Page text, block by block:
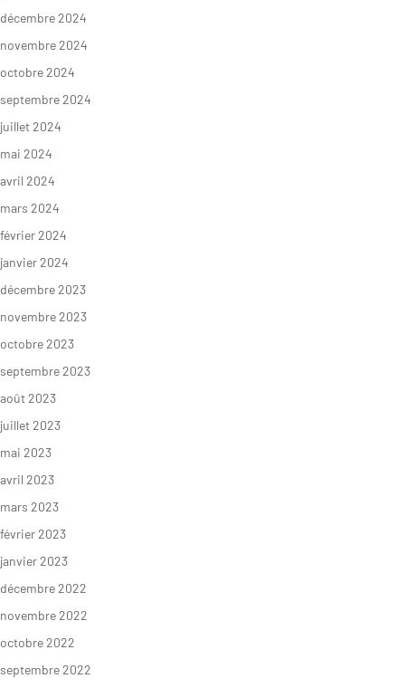
décembre 2024
novembre 2024
octobre 2024
septembre 2024
juillet 2024
mai 2024
avril 2024
mars 2024
février 2024
janvier 2024
décembre 2023
novembre 2023
octobre 2023
septembre 2023
août 2023
juillet 2023
mai 2023
avril 2023
mars 2023
février 2023
janvier 2023
décembre 2022
novembre 2022
octobre 2022
septembre 2022